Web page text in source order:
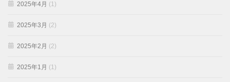
2025年4月 (1)
2025年3月 (2)
2025年2月 (2)
2025年1月 (1)